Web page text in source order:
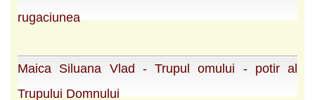
rugaciunea
Maica Siluana Vlad - Trupul omului - potir al
Trupului Domnului